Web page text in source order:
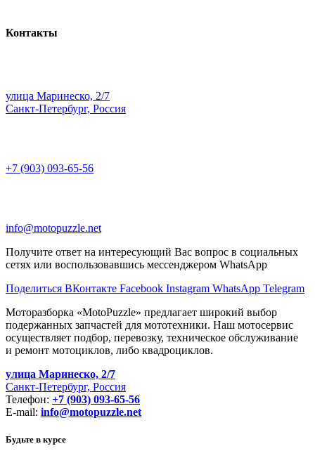
Контакты
улица Маринеско, 2/7
Санкт-Петербург, Россия
+7 (903) 093-65-56
info@motopuzzle.net
Получите ответ на интересующий Вас вопрос в социальных
сетях или воспользовавшись мессенджером WhatsApp
Поделиться ВКонтакте Facebook Instagram WhatsApp Telegram
Моторазборка «MotoPuzzle» предлагает широкий выбор
подержанных запчастей для мототехники. Наш мотосервис
осуществляет подбор, перевозку, техническое обслуживание
и ремонт мотоциклов, либо квадроциклов.
улица Маринеско, 2/7
Санкт-Петербург, Россия
Телефон: +7 (903) 093-65-56
E-mail: info@motopuzzle.net
Будьте в курсе